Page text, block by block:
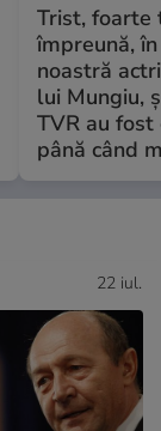
Trist, foarte
împreună,
noastră
lui Mungiu,
TVR au
până când
22 iul.